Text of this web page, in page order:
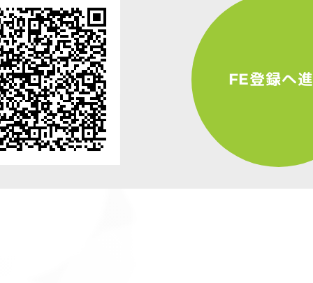
FE登録へ